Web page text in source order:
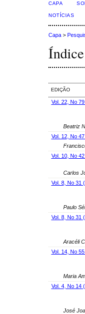
CAPA
NOTÍCIAS
Capa >
EDIÇÃO
Vol. 22, No
Beatriz
Vol. 12, No
Vol. 10, No
Carlos
Vol. 8, No 31
Paulo
Vol. 8, No 31
Aracéli
Vol. 14, No
Maria
Vol. 4, No 14
José